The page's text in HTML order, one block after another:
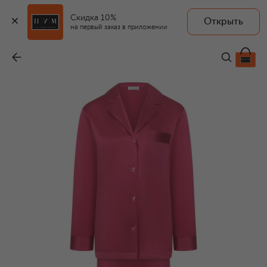
Скидка 10%
на первый заказ в приложении
Открыть
60 010 ₽